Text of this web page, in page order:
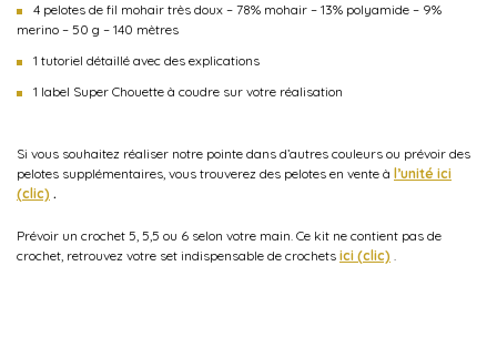
4 pelotes de fil mohair très doux – 78% mohair – 13% polyamide – 9%
merino – 50 g – 140 mètres
1 tutoriel détaillé avec des explications
1 label Super Chouette à coudre sur votre réalisation
Si vous souhaitez réaliser notre pointe dans d’autres couleurs ou prévoir des
pelotes supplémentaires, vous trouverez des pelotes en vente à l’unité ici
(clic) .
Prévoir un crochet 5, 5,5 ou 6 selon votre main. Ce kit ne contient pas de
crochet, retrouvez votre set indispensable de crochets ici (clic) .